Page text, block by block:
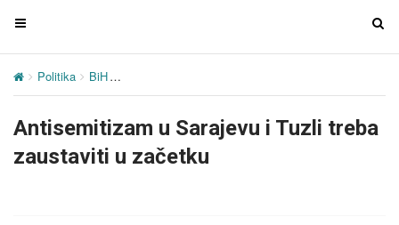
T
g
e
n
T
e
Politika BiH
Antisemitizam u Sarajevu i Tuzli treba
zaustaviti u začetku